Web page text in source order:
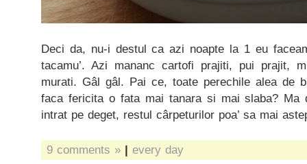
Deci da, nu-i destul ca azi noapte la 1 eu
tacamu’. Azi mananc cartofi prajiti, pui prajit,
murati. Gâl gâl. Pai ce, toate perechile alea de
faca fericita o fata mai tanara si mai slaba? Ma
intrat pe deget, restul cârpeturilor poa’ sa mai
9 comments » | every day